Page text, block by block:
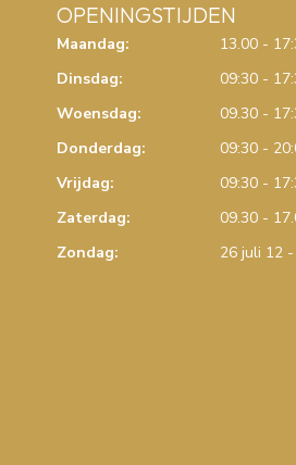
OPENINGSTIJDEN
Maandag:
13.00 -
Dinsdag:
09:30 -
Woensdag:
09.30 -
Donderdag:
09:30 -
Vrijdag:
09:30 -
Zaterdag:
09.30 -
Zondag:
26 juli 12